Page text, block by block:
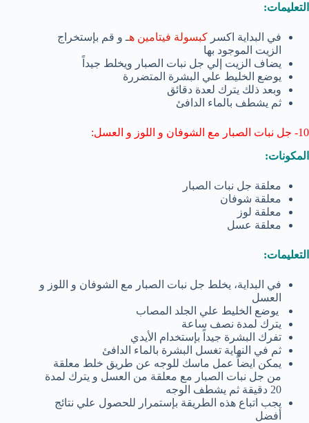
التعليمات:
في البداية اكسر كبسولة فيتامين هـ و قم بإستخراج
الزيت الموجود بها
يضاف الزيت إلي جل نبات الصبار ويخلط جيداً
يوضع الخليط علي البشرة المتضررة
وبعد ذلك يترك لعدة دقائق
ثم يشطف بالماء الدافئ
10- جل نبات الصبار مع الشوفان و اللوز و العسل:
المكونات:
معلقة جل نبات الصبار
معلقة شوفان
معلقة لوز
معلقة عسل
التعليمات:
في البداية، يخلط جل نبات الصبار مع الشوفان و اللوز و
العسل
يوضع الخليط علي الجلد المصاب
يترك لمدة نصف ساعة
تفرك البشرة جيداً بإستخدام الأيدي
ثم في النهاية تغسل البشرة بالماء الدافئ
يمكن ايضاً عمل ماسك للوجه عن طريق خلط معلقة
من جل نبات الصبار مع معلقة من العسل و يترك لمدة
20 دقيقة ثم يشطف الوجه
يجب اتباع هذه الطريقة بإستمرار للحصول علي نتائج
أفضل